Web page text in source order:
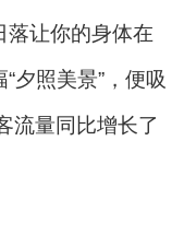
落让你的身体在
“夕照美景”，便吸
流量同比增长了